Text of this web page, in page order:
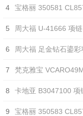
4 宝格丽 350581
5 周大福 U-41666 项链
6 周大福 足金钻石鎏
7 梵克雅宝
8 卡地亚 B3047100 项
9 宝格丽 350583